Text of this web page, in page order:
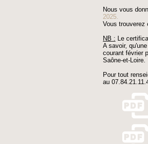
Nous vous
2025.
Vous trouverez
NB : Le
A savoir,
courant février
Saône-et-Loire.
Pour tout
au